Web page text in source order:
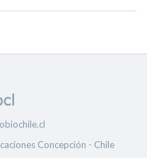
Concepción - Chile